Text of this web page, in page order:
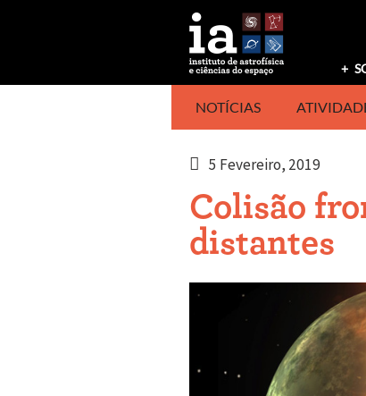
NOTÍCIAS
5 Fevereiro, 2019
Colisão
distantes